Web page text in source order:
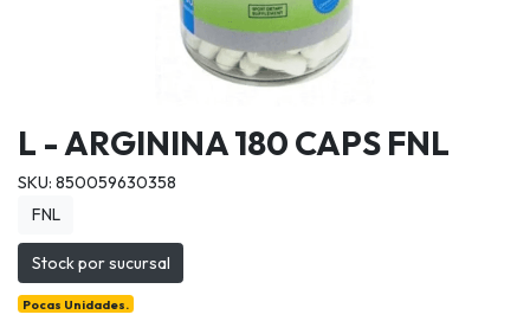
L - ARGININA 180 CAPS FNL
SKU: 850059630358
FNL
Stock por sucursal
Pocas Unidades.